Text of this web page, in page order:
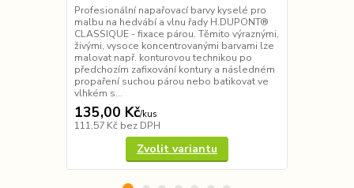
Profesionální napařovací barvy kyselé pro
malbu na hedvábí a vlnu řady H.DUPONT®
CLASSIQUE - fixace párou. Těmito výraznými,
živými, vysoce koncentrovanými barvami lze
malovat např. konturovou technikou po
předchozím zafixování kontury a následném
propaření suchou párou nebo batikovat ve
vlhkém s...
135,00 Kč/kus
111,57 Kč bez DPH
Zvolit variantu